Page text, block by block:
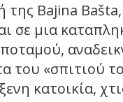
της Bajina
σε μια
του «σπιτιού
κατοικία,